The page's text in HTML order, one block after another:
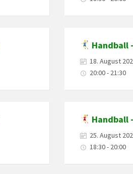
Handball
18. August
20:00 - 21:30
Handball
25. August
18:30 - 20:00